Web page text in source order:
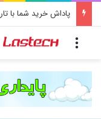
پاداش خرید شما با